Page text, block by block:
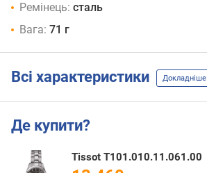
Ремінець: сталь
Вага: 71 г
Всі характеристики Докладніше
Де купити?
Tissot T101.010.11.061.00